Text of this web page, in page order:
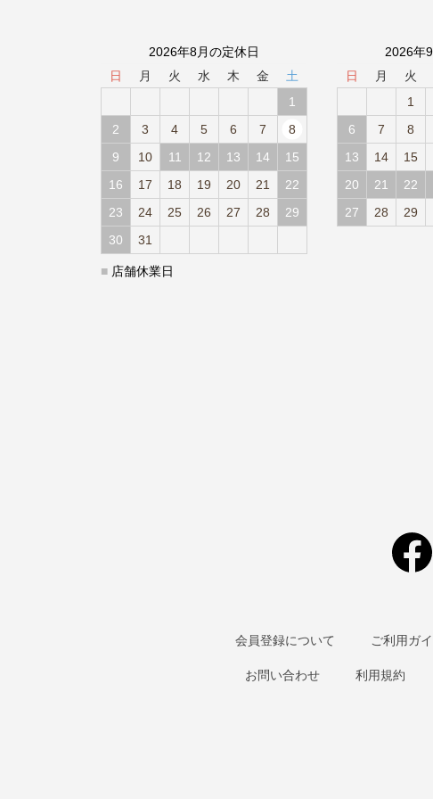
2026年8月の定休日
日
月 火 水 木 金
土
1
2
3 4 5 6 7
8
9
10 11 12 13 14
15
16
17 18 19 20 21
22
23
24 25 26 27 28
29
30
31
2026年
日
月 火
1
6
7 8
13
14 15
20
21 22
27
28 29
■ 店舗休業日
会員登録について ご利用ガ
お問い合わせ 利用規約